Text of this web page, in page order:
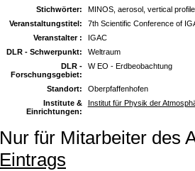
Stichwörter:
MINOS, aerosol, vertical
Veranstaltungstitel:
7th Scientific Conference of
Veranstalter :
IGAC
DLR - Schwerpunkt:
Weltraum
DLR -
Forschungsgebiet:
W EO - Erdbeobachtung
Standort:
Oberpfaffenhofen
Institute &
Einrichtungen:
Institut für Physik der
Nur für Mitarbeiter des
Eintrags